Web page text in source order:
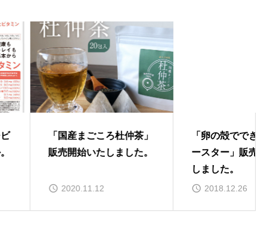
産まごころ杜仲茶」
開始いたしました。
「卵の殻でできた吸水コ
ースター」販売開始いた